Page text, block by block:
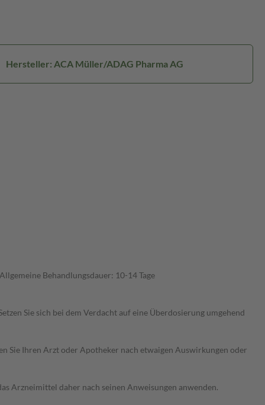
Hersteller: ACA Müller/ADAG Pharma AG
Behandlungsdauer: 10-14 Tage
Sie sich bei dem Verdacht auf eine Überdosierung umgehend
Sie Ihren Arzt oder Apotheker nach etwaigen Auswirkungen oder
Arzneimittel daher nach seinen Anweisungen anwenden.